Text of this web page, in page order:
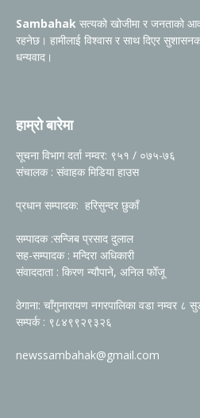
Sambahak सत्यको खोजीमा र जनताको
रहनेछ। हामीलाई विश्वास र साथ दिएर
धन्यवाद।
हाम्रो बारेमा
सूचना विभाग दर्ता नम्वर: ९५१ / ०७५-७६
संचालक : संवाहक मिडिया हाउस
प्रधान सम्पादक: हरिसुन्दर छुकाँ
सम्पादक :सन्जिब प्रसाद दुलाल
सह-सम्पादक : मन्दिरा अधिकारी
संवाददाता : किरण न्यौपाने, अनिल फोँजू
ठेगाना: चाँगुनारायण नगरपालिका वडा नम्वर ८
सम्पर्क : ९८४९९२९३२६
newssambahak@gmail.com